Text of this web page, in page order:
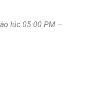
lúc 05:00 PM –